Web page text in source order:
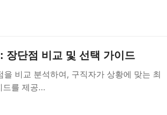
장단점 비교 및 선택 가이드
비교 분석하여, 구직자가 상황에 맞는 최
드를 제공...